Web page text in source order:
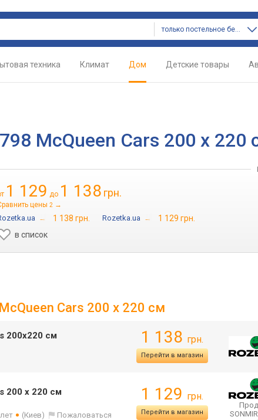
только постельное белье
техника Климат Дом Детские товары
McQueen Cars 200 x 220
1 129 до 1 138 грн.
цены 2 →
→ 1 138 грн. Rozetka.ua →
1 129 грн.
в список
Cars 200 x 220 см
200х220 см
1 138 грн.
Перейти в магазин
200 x 220 см
(Киев) Пожаловаться
1 129 грн.
Перейти в магазин